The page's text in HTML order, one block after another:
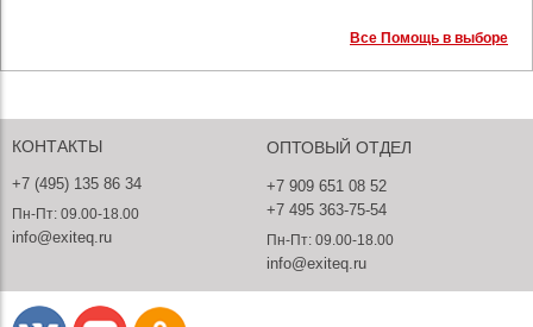
Все Помощь в выборе
КОНТАКТЫ
+7 (495) 135 86 34
Пн-Пт: 09.00-18.00
info@exiteq.ru
ОПТОВЫЙ ОТДЕЛ
+7 909 651 08 52
+7 495 363-75-54
Пн-Пт: 09.00-18.00
info@exiteq.ru